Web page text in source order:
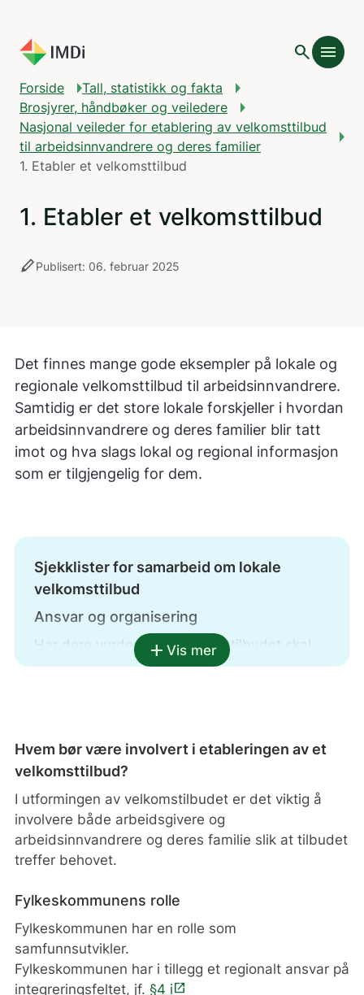
search menu
Forside
Tall, statistikk og fakta
Brosjyrer, håndbøker og veiledere
Nasjonal veileder for etablering av velkomsttilbud
til arbeidsinnvandrere og deres familier
1. Etabler et velkomsttilbud
1. Etabler et velkomsttilbud
stylusPublisert: 06. februar 2025
Det finnes mange gode eksempler på lokale og
regionale velkomsttilbud til arbeidsinnvandrere.
Samtidig er det store lokale forskjeller i hvordan
arbeidsinnvandrere og deres familier blir tatt
imot og hva slags lokal og regional informasjon
som er tilgjengelig for dem.
Sjekklister for samarbeid om lokale
velkomsttilbud
Ansvar og organisering
Har dere vurdert om velkomsttilbudet skal
være i
Tydelig samarbeid og roller
Har dere inngått en samarbeidsavtale med
en klar ansvarsfordeling?
Koordinering og kontaktpunkt
Har dere avtalt hvem som skal være det
velkomsttilbudet?
Innhold
Har dere en plan for hva velkomsttilbudet
skal inneholde?
add Vis mer
Hvem bør være involvert i etableringen av et
velkomsttilbud?
I utformingen av velkomstilbudet er det viktig å
involvere både arbeidsgivere og
arbeidsinnvandrere og deres familie slik at tilbudet
treffer behovet.
Fylkeskommunens rolle
Fylkeskommunen har en rolle som
samfunnsutvikler.
Fylkeskommunen har i tillegg et regionalt ansvar på
integreringsfeltet, jf. §4 iopen_in_new